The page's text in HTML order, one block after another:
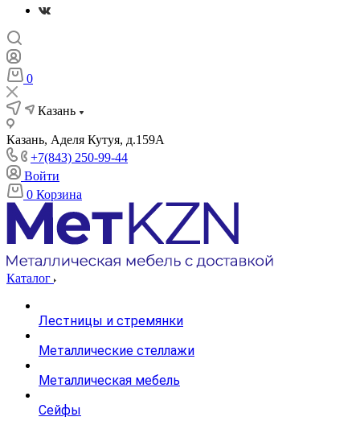
0
Казань
Казань, Аделя Кутуя, д.159А
+7(843) 250-99-44
Войти
0 Корзина
Каталог
Лестницы и стремянки
Металлические стеллажи
Металлическая мебель
Сейфы